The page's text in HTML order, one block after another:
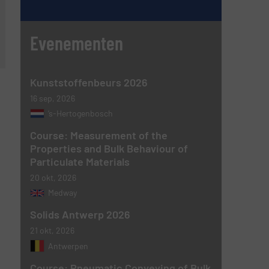
Evenementen
Kunststoffenbeurs 2026
16 sep, 2026
’s-Hertogenbosch
Course: Measurement of the
Properties and Bulk Behaviour of
Particulate Materials
20 okt, 2026
Medway
Solids Antwerp 2026
21 okt, 2026
Antwerpen